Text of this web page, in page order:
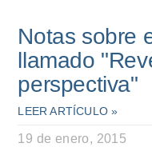
Notas sobre
llamado
perspectiva"
LEER ARTÍCULO »
19 de enero, 2015